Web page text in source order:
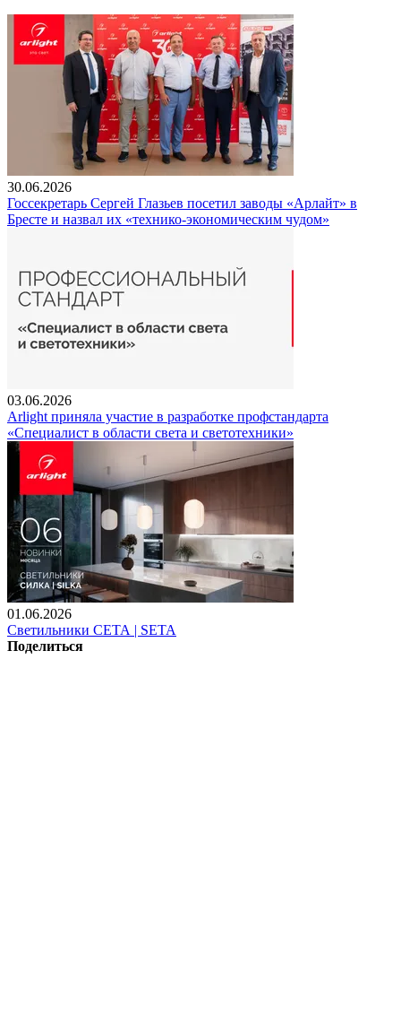
30.06.2026
Госсекретарь Сергей Глазьев посетил заводы «Арлайт» в
Бресте и назвал их «технико-экономическим чудом»
03.06.2026
Arlight приняла участие в разработке профстандарта
«Специалист в области света и светотехники»
01.06.2026
Светильники СЕТА | SETA
Поделиться